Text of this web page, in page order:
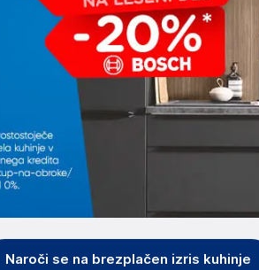
Naroči se na brezplačen izris kuhinje